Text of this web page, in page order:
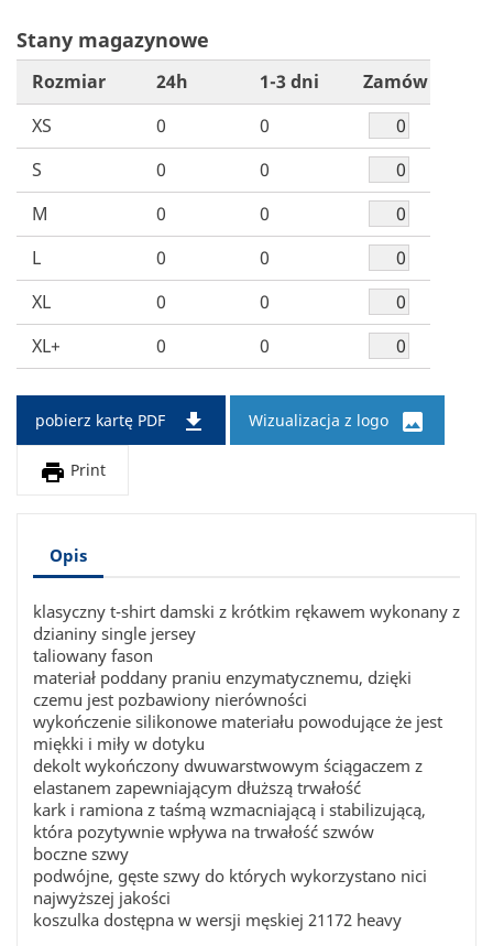
Stany magazynowe
Rozmiar 24h 1-3 dni
Zamów
XS
0
0
S
0
0
M
0
0
L
0
0
XL
0
0
XL+
0 0
pobierz kartę PDF  Wizualizacja z logo

 Print
Opis
klasyczny t-shirt damski z krótkim rękawem wykonany z
dzianiny single jersey
taliowany fason
materiał poddany praniu enzymatycznemu, dzięki
czemu jest pozbawiony nierówności
wykończenie silikonowe materiału powodujące że jest
miękki i miły w dotyku
dekolt wykończony dwuwarstwowym ściągaczem z
elastanem zapewniającym dłuższą trwałość
kark i ramiona z taśmą wzmacniającą i stabilizującą,
która pozytywnie wpływa na trwałość szwów
boczne szwy
podwójne, gęste szwy do których wykorzystano nici
najwyższej jakości
koszulka dostępna w wersji męskiej 21172 heavy